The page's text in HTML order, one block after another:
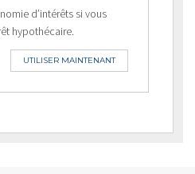
d’intérêts si vous
hypothécaire.
UTILISER MAINTENANT